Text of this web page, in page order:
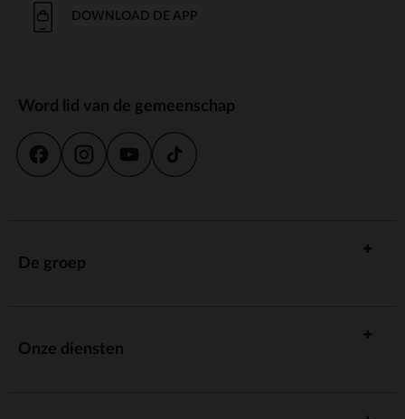
DOWNLOAD DE APP
Word lid van de gemeenschap
De groep
Onze diensten